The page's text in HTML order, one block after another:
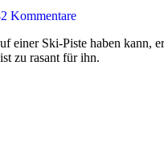
2 Kommentare
einer Ski-Piste haben
zu rasant für ihn.